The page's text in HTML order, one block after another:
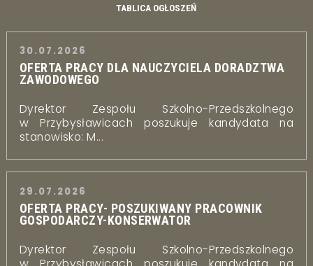
TABLICA OGŁOSZEŃ
30.07.2026
OFERTA PRACY DLA NAUCZYCIELA DORADZTWA
ZAWODOWEGO
Dyrektor Zespołu Szkolno-Przedszkolnego
w Przybysławicach poszukuje kandydata na
stanowisko: M...
29.07.2026
OFERTA PRACY- POSZUKIWANY PRACOWNIK
GOSPODARCZY-KONSERWATOR
Dyrektor Zespołu Szkolno-Przedszkolnego